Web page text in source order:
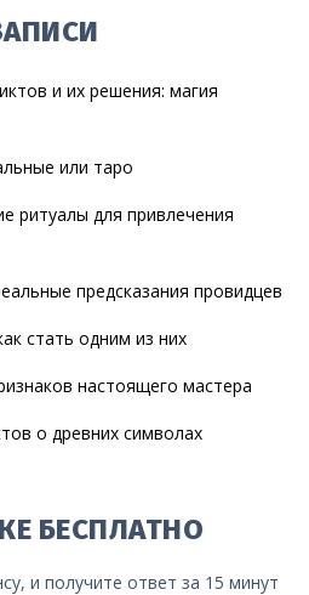
и их решения: магия
или таро
ритуалы для привлечения
предсказания провидцев
стать одним из них
настоящего мастера
о древних символах
БЕСПЛАТНО
и получите ответ за 15 минут